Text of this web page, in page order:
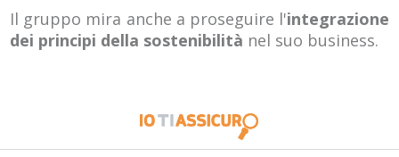
Il gruppo mira anche a proseguire l'integrazione
dei principi della sostenibilità nel suo business.